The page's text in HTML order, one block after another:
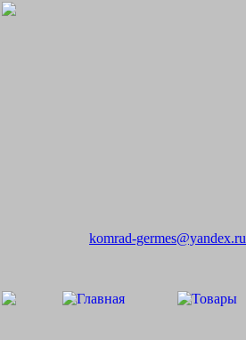
komrad-germes@yandex.ru